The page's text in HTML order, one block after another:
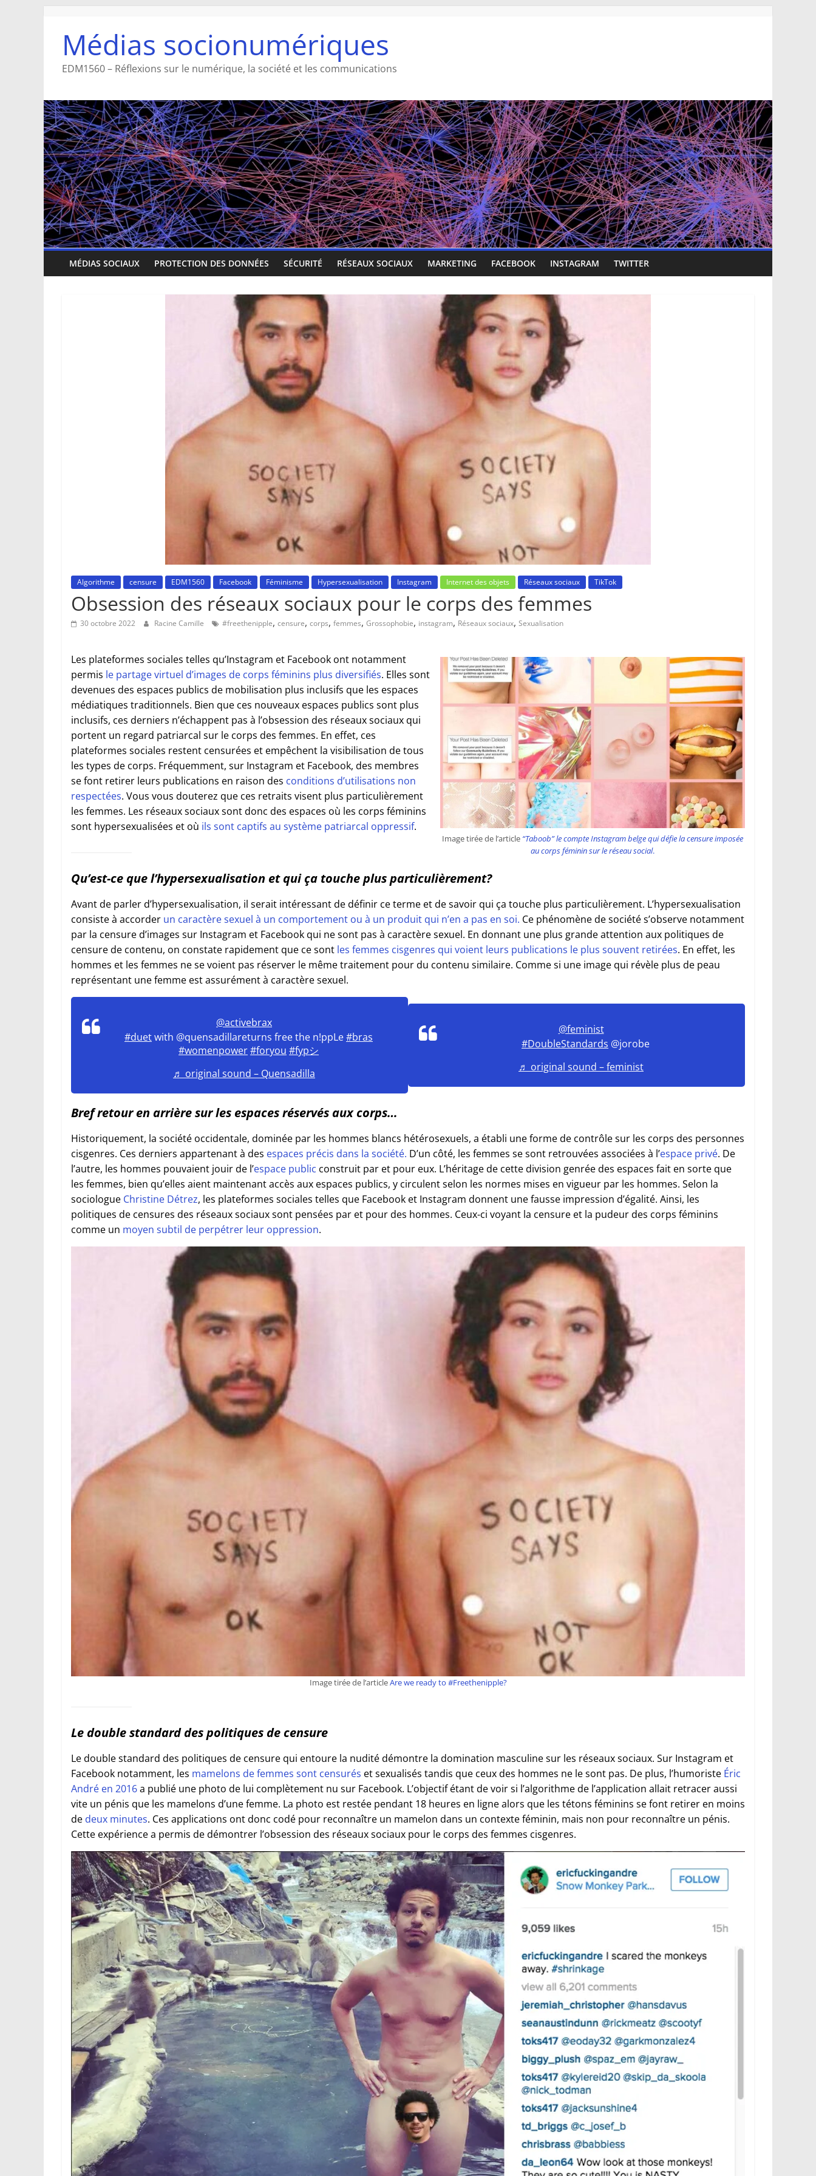
contenuMédias socionumériques
EDM1560 – Réflexions sur le numérique, la société et les communications
MÉDIAS SOCIAUX PROTECTION DES DONNÉES SÉCURITÉ RÉSEAUX SOCIAUX MARKETING FACEBOOK INSTAGRAM TWITTER
Algorithme censure EDM1560 Facebook Féminisme Hypersexualisation Instagram Internet des objets Réseaux sociaux TikTok
Obsession des réseaux sociaux pour le corps des femmes
30 octobre 2022 Racine Camille #freethenipple, censure, corps, femmes, Grossophobie, instagram, Réseaux sociaux, Sexualisation
Image tirée de l’article “Taboob” le compte Instagram belge qui défie la censure imposée
au corps féminin sur le réseau social.
Les plateformes sociales telles qu’Instagram et Facebook ont notamment
permis le partage virtuel d’images de corps féminins plus diversifiés. Elles sont
devenues des espaces publics de mobilisation plus inclusifs que les espaces
médiatiques traditionnels. Bien que ces nouveaux espaces publics sont plus
inclusifs, ces derniers n’échappent pas à l’obsession des réseaux sociaux qui
portent un regard patriarcal sur le corps des femmes. En effet, ces
plateformes sociales restent censurées et empêchent la visibilisation de tous
les types de corps. Fréquemment, sur Instagram et Facebook, des membres
se font retirer leurs publications en raison des conditions d’utilisations non
respectées. Vous vous douterez que ces retraits visent plus particulièrement
les femmes. Les réseaux sociaux sont donc des espaces où les corps féminins
sont hypersexualisées et où ils sont captifs au système patriarcal oppressif.
Qu’est-ce que l’hypersexualisation et qui ça touche plus particulièrement?
Avant de parler d’hypersexualisation, il serait intéressant de définir ce terme et de savoir qui ça touche plus particulièrement. L’hypersexualisation
consiste à accorder un caractère sexuel à un comportement ou à un produit qui n’en a pas en soi. Ce phénomène de société s’observe notamment
par la censure d’images sur Instagram et Facebook qui ne sont pas à caractère sexuel. En donnant une plus grande attention aux politiques de
censure de contenu, on constate rapidement que ce sont les femmes cisgenres qui voient leurs publications le plus souvent retirées. En effet, les
hommes et les femmes ne se voient pas réserver le même traitement pour du contenu similaire. Comme si une image qui révèle plus de peau
représentant une femme est assurément à caractère sexuel.
@activebrax
#duetwith @quensadillareturns free the n!ppLe#bras
#womenpower#foryou #fypシ
♬ original sound – Quensadilla
@feminist
#DoubleStandards @jorobe
♬ original sound – feminist
Bref retour en arrière sur les espaces réservés aux corps…
Historiquement, la société occidentale, dominée par les hommes blancs hétérosexuels, a établi une forme de contrôle sur les corps des personnes
cisgenres. Ces derniers appartenant à des espaces précis dans la société. D’un côté, les femmes se sont retrouvées associées à l’espace privé. De
l’autre, les hommes pouvaient jouir de l’espace public construit par et pour eux. L’héritage de cette division genrée des espaces fait en sorte que
les femmes, bien qu’elles aient maintenant accès aux espaces publics, y circulent selon les normes mises en vigueur par les hommes. Selon la
sociologue Christine Détrez, les plateformes sociales telles que Facebook et Instagram donnent une fausse impression d’égalité. Ainsi, les
politiques de censures des réseaux sociaux sont pensées par et pour des hommes. Ceux-ci voyant la censure et la pudeur des corps féminins
comme un moyen subtil de perpétrer leur oppression.
Image tirée de l’articleAre we ready to #Freethenipple?
Le double standard des politiques de censure
Le double standard des politiques de censure qui entoure la nudité démontre la domination masculine sur les réseaux sociaux. Sur Instagram et
Facebook notamment, les mamelons de femmes sont censurés et sexualisés tandis que ceux des hommes ne le sont pas. De plus, l’humoriste Éric
André en 2016a publié une photo de lui complètement nu sur Facebook. L’objectif étant de voir si l’algorithme de l’application allait retracer aussi
vite un pénis que les mamelons d’une femme. La photo est restée pendant 18 heures en ligne alors que les tétons féminins se font retirer en moins
de deux minutes. Ces applications ont donc codé pour reconnaître un mamelon dans un contexte féminin, mais non pour reconnaître un pénis.
Cette expérience a permis de démontrer l’obsession des réseaux sociaux pour le corps des femmes cisgenres.